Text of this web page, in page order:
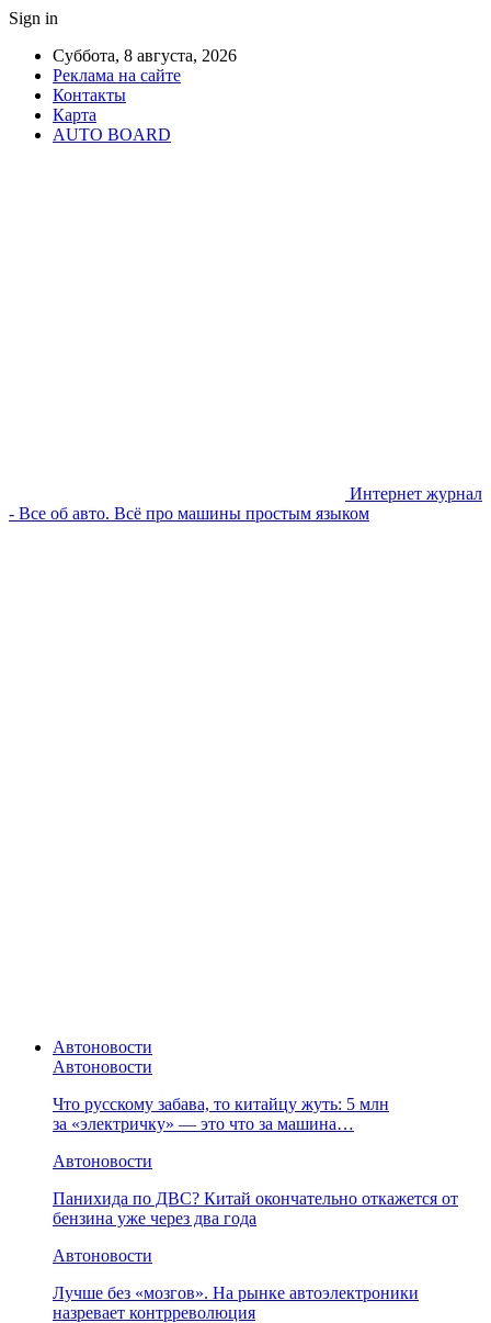
Sign in
Суббота, 8 августа, 2026
Реклама на сайте
Контакты
Карта
AUTO BOARD
Интернет журнал
- Все об авто. Всё про машины простым языком
Автоновости
Автоновости
Что русскому забава, то китайцу жуть: 5 млн
за «электричку» — это что за машина…
Автоновости
Панихида по ДВС? Китай окончательно откажется от
бензина уже через два года
Автоновости
Лучше без «мозгов». На рынке автоэлектроники
назревает контрреволюция